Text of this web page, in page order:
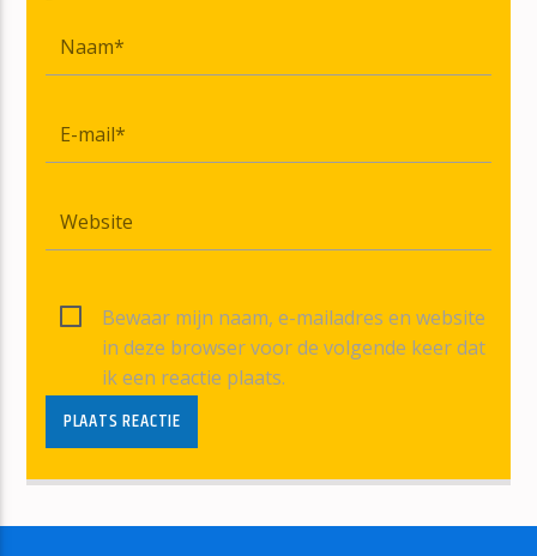
Bewaar mijn naam, e-mailadres en website
in deze browser voor de volgende keer dat
ik een reactie plaats.